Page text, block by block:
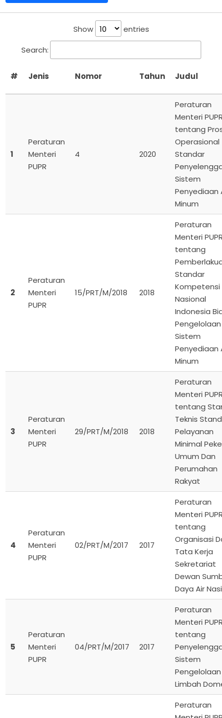
Show
entries
Search:
# Jenis Nomor Tahun Judul
1
Peraturan
Menteri
PUPR
4 2020
Peraturan
Menteri
tentang
Operasional
Standar
Sistem
Penyediaan
Minum
2
Peraturan
Menteri
PUPR
15/PRT/M/2018 2018
Peraturan
Menteri
tentang
Standar
Kompetensi
Nasional
Indonesia
Pengelolaan
Sistem
Penyediaan
Minum
3
Peraturan
Menteri
PUPR
29/PRT/M/2018 2018
Peraturan
Menteri
tentang
Teknis
Pelayanan
Minimal
Umum Dan
Perumahan
Rakyat
4
Peraturan
Menteri
PUPR
02/PRT/M/2017 2017
Peraturan
Menteri
tentang
Organisasi
Tata Kerja
Sekretariat
Dewan
Daya Air
5
Peraturan
Menteri
PUPR
04/PRT/M/2017 2017
Peraturan
Menteri
tentang
Sistem
Pengelolaan
Limbah
Peraturan